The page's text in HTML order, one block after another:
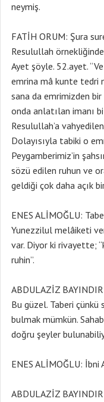
neymiş.
FATİH ORUM: Şura
Resulullah
Ayet şöyle. 52.ayet.
emrina mâ kunte tedri
sana da emrimizden
onda anlatılan imanı
Resulullah’a
Dolayısıyla tabiki o
Peygamberimiz’in
sözü edilen ruhun ve
geldiği çok daha açık
ENES ALİMOĞLU:
Yunezzilul melâiketi
var. Diyor ki rivayette;
ruhin”.
ABDULAZİZ
Bu güzel. Taberi çünkü
bulmak mümkün.
doğru şeyler
ENES ALİMOĞLU: İbni
ABDULAZİZ